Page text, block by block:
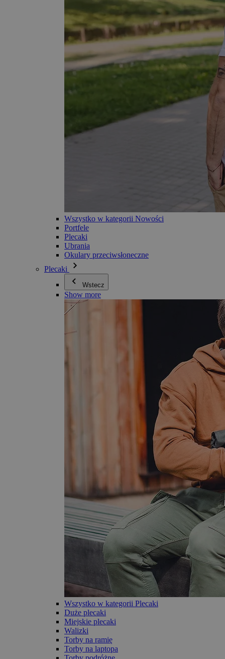
Wszystko w kategorii Nowości
Portfele
Plecaki
Ubrania
Okulary przeciwsłoneczne
Plecaki
Wstecz
Show more
Wszystko w kategorii Plecaki
Duże plecaki
Miejskie plecaki
Walizki
Torby na ramię
Torby na laptopa